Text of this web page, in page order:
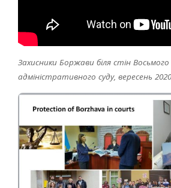
Захисники Боржави біля стін Восьмого
адміністративного суду, вересень